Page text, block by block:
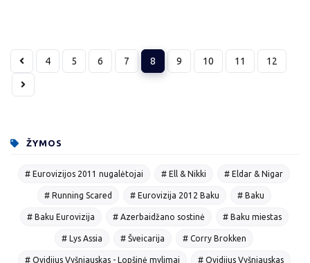
4 5 6 7 8 9 10 11 12
ŽYMOS
# Eurovizijos 2011 nugalėtojai # Ell & Nikki # Eldar & Nigar
# Running Scared # Eurovizija 2012 Baku # Baku
# Baku Eurovizija # Azerbaidžano sostinė # Baku miestas
# Lys Assia # Šveicarija # Corry Brokken
# Ovidijus Vyšniauskas - Lopšinė mylimai # Ovidijus Vyšniauskas